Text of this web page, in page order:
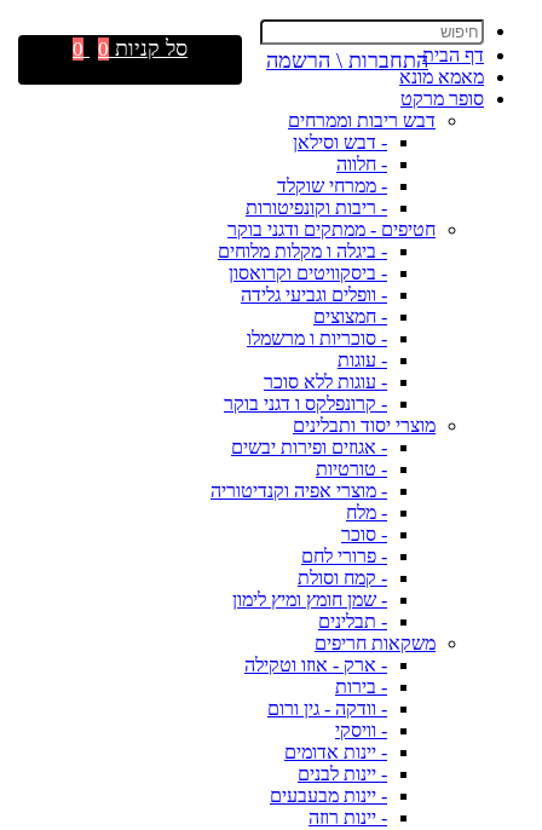
דף הבית
מאמא מונא
סופר מרקט
דבש ריבות וממרחים
- דבש וסילאן
- חלווה
- ממרחי שוקלד
- ריבות וקונפיטורות
חטיפים - ממתקים ודגני בוקר
- ביגלה ו מקלות מלוחים
- ביסקוויטים וקרואסון
- וופלים וגביעי גלידה
- חמצוצים
- סוכריות ו מרשמלו
- עוגות
- עוגות ללא סוכר
- קרונפלקס ו דגני בוקר
מוצרי יסוד ותבלינים
- אגוזים ופירות יבשים
- טורטיות
- מוצרי אפיה וקנדיטוריה
- מלח
- סוכר
- פרורי לחם
- קמח וסולת
- שמן חומץ ומיץ לימון
- תבלינים
משקאות חריפים
- ארק - אוזו וטקילה
- בירות
- וודקה - גין ורום
- וויסקי
- יינות אדומים
- יינות לבנים
- יינות מבעבעים
- יינות רוזה
התחברות \ הרשמה סל קניות 0
0